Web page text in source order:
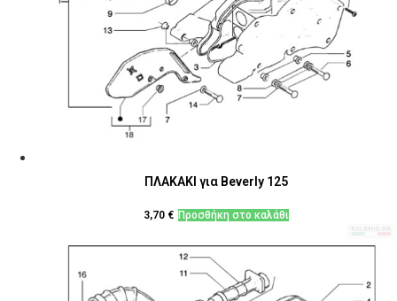
ΠΛΑΚΑΚΙ για Beverly 125
3,70 € Προσθήκη στο καλάθι